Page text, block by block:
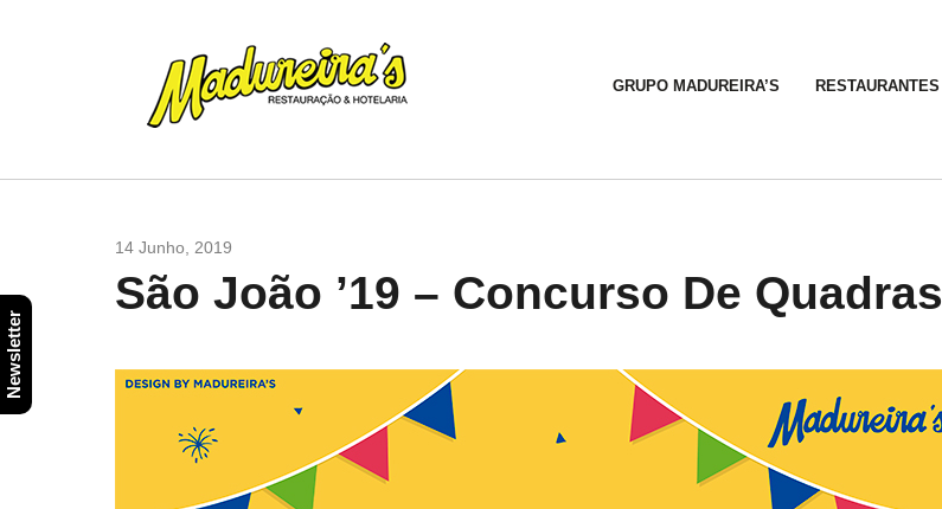
GRUPO MADUREIRA’S RESTAURANTES
14 Junho, 2019
São João ’19 – Concurso De Quadras
Newsletter